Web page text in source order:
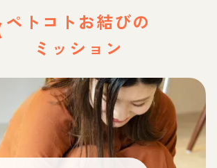
ペトコトお結びの
ミッション